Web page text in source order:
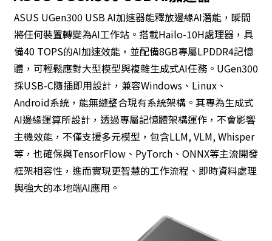
ASUS UGen300 USB AI加速器能釋放邊緣AI潛能，瞬間
將任何裝置轉變為AI工作站。搭載Hailo-10H處理器，具
備40 TOPS的AI加速效能，並配備8GB專屬LPDDR4記憶
體，可輕鬆應對大型模型與複雜生成式AI任務。UGen300
採USB-C隨插即用設計，兼容Windows、Linux、
Android系統，能無縫整合現有系統架構。其專為生成式
AI邊緣運算所設計，透過專屬記憶體架構運作，不會影響
主機效能，不僅支援多元模型，包含LLM, VLM, Whisper
等，也確保與TensorFlow、PyTorch、ONNX等主流開發
框架相容性，進而實現更智慧的工作流程、即時資料處理
與強大的本地端AI應用。